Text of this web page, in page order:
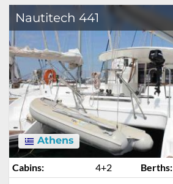
Nautitech 441
Athens
Cabins: 4+2 Berths: